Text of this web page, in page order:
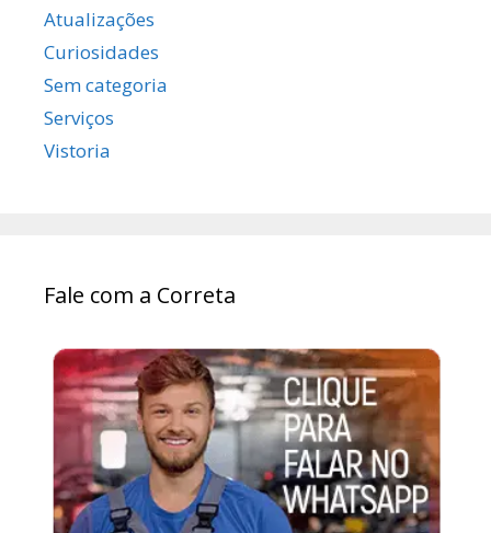
Atualizações
Curiosidades
Sem categoria
Serviços
Vistoria
Fale com a Correta